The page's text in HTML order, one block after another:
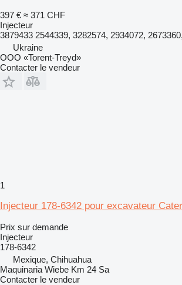
397 € ≈ 371 CHF
Injecteur
3879433 2544339, 3282574, 2934072,
Ukraine
OOO «Torent-Treyd»
Contacter le vendeur
1
Injecteur 178-6342 pour excavateur
Prix sur demande
Injecteur
178-6342
Mexique, Chihuahua
Maquinaria Wiebe Km 24 Sa
Contacter le vendeur